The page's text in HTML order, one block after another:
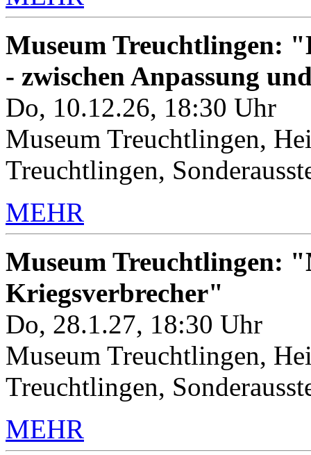
Museum Treuchtlingen:
- zwischen Anpassung
Do, 10.12.26, 18:30 Uhr
Museum Treuchtlingen,
Treuchtlingen,
MEHR
Museum Treuchtlingen:
Kriegsverbrecher"
Do, 28.1.27, 18:30 Uhr
Museum Treuchtlingen,
Treuchtlingen,
MEHR